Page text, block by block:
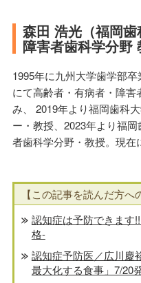
森田 浩光（福岡
障害者歯科学分野
1995年に九州大学歯学部
にて高齢者・有病者・障
み、 2019年より福岡歯科
ー・教授、2023年より福
者歯科学分野・教授。現在
【この記事を読んだ方へ
認知症は予防できます
格-
認知症予防医／広川慶
最大化する食事」7/20